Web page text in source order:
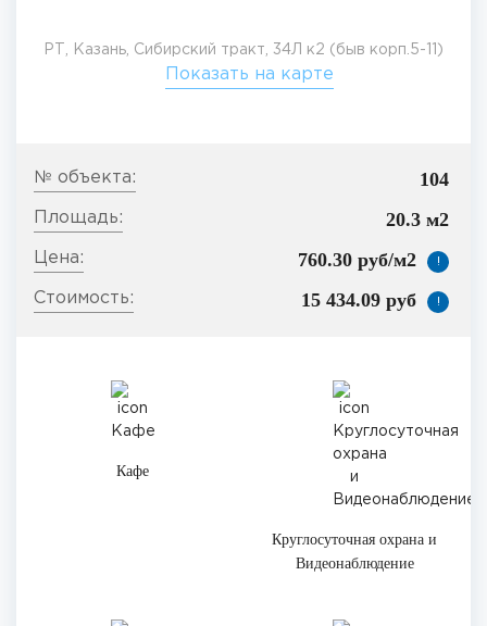
РТ, Казань, Сибирский тракт, 34Л к2 (быв корп.5-11)
Показать на карте
104
20.3 м2
760.30 руб/м2
!
15 434.09 руб !
Кафе
Круглосуточная охрана и
Видеонаблюдение